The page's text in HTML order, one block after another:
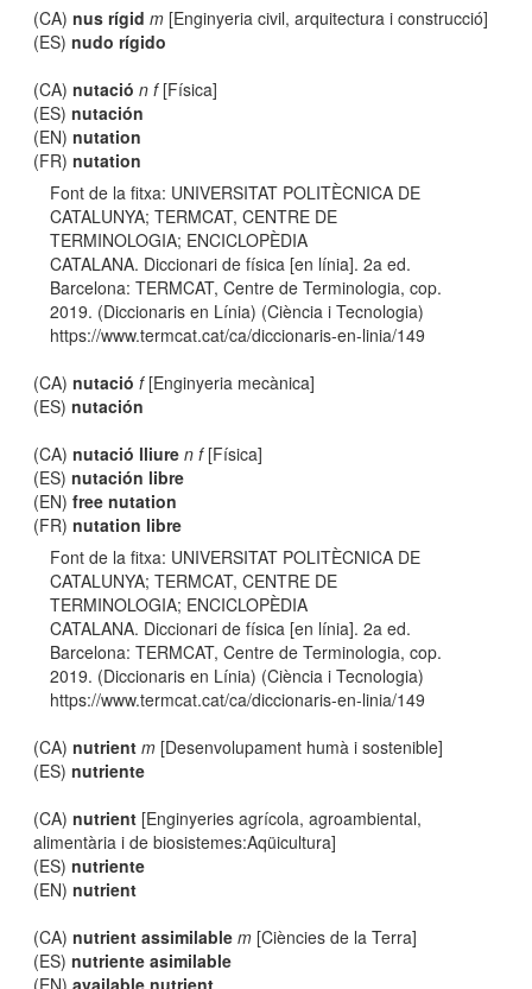
(CA)nus rígid m [Enginyeria civil, arquitectura i construcció]
(ES)nudo rígido
(CA)nutació n f[Física]
(ES)nutación
(EN)nutation
(FR)nutation
Font de la fitxa: UNIVERSITAT POLITÈCNICA DE
CATALUNYA; TERMCAT, CENTRE DE
TERMINOLOGIA; ENCICLOPÈDIA
CATALANA. Diccionari de física [en línia]. 2a ed.
Barcelona: TERMCAT, Centre de Terminologia, cop.
2019. (Diccionaris en Línia) (Ciència i Tecnologia)
https://www.termcat.cat/ca/diccionaris-en-linia/149
(CA)nutació f[Enginyeria mecànica]
(ES)nutación
(CA)nutació lliure n f[Física]
(ES)nutación libre
(EN)free nutation
(FR)nutation libre
Font de la fitxa: UNIVERSITAT POLITÈCNICA DE
CATALUNYA; TERMCAT, CENTRE DE
TERMINOLOGIA; ENCICLOPÈDIA
CATALANA. Diccionari de física [en línia]. 2a ed.
Barcelona: TERMCAT, Centre de Terminologia, cop.
2019. (Diccionaris en Línia) (Ciència i Tecnologia)
https://www.termcat.cat/ca/diccionaris-en-linia/149
(CA)nutrient m [Desenvolupament humà i sostenible]
(ES)nutriente
(CA)nutrient [Enginyeries agrícola, agroambiental,
alimentària i de biosistemes:Aqüicultura]
(ES)nutriente
(EN)nutrient
(CA)nutrient assimilable m [Ciències de la Terra]
(ES)nutriente asimilable
(EN)available nutrient